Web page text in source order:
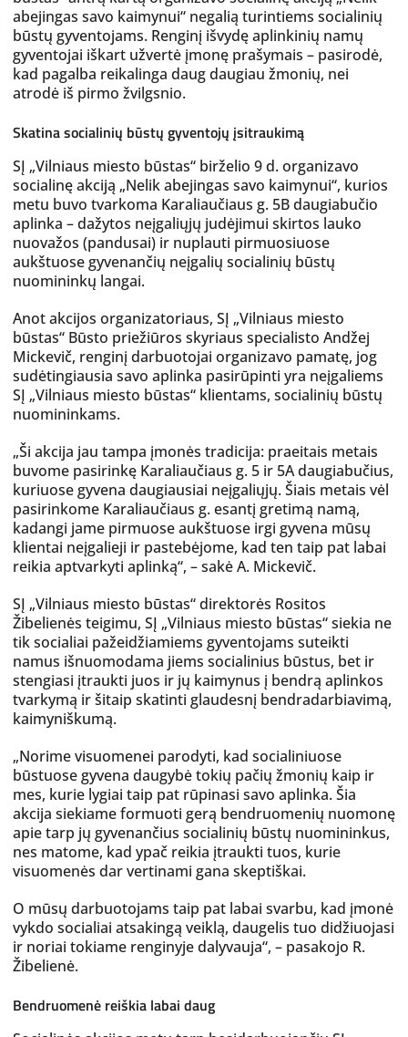
abejingas savo kaimynui“ negalią turintiems socialinių
būstų gyventojams. Renginį išvydę aplinkinių namų
gyventojai iškart užvertė įmonę prašymais – pasirodė,
kad pagalba reikalinga daug daugiau žmonių, nei
atrodė iš pirmo žvilgsnio.
Skatina socialinių būstų gyventojų įsitraukimą
SĮ „Vilniaus miesto būstas“ birželio 9 d. organizavo
socialinę akciją „Nelik abejingas savo kaimynui“, kurios
metu buvo tvarkoma Karaliaučiaus g. 5B daugiabučio
aplinka – dažytos neįgaliųjų judėjimui skirtos lauko
nuovažos (pandusai) ir nuplauti pirmuosiuose
aukštuose gyvenančių neįgalių socialinių būstų
nuomininkų langai.
Anot akcijos organizatoriaus, SĮ „Vilniaus miesto
būstas“ Būsto priežiūros skyriaus specialisto Andžej
Mickevič, renginį darbuotojai organizavo pamatę, jog
sudėtingiausia savo aplinka pasirūpinti yra neįgaliems
SĮ „Vilniaus miesto būstas“ klientams, socialinių būstų
nuomininkams.
„Ši akcija jau tampa įmonės tradicija: praeitais metais
buvome pasirinkę Karaliaučiaus g. 5 ir 5A daugiabučius,
kuriuose gyvena daugiausiai neįgaliųjų. Šiais metais vėl
pasirinkome Karaliaučiaus g. esantį gretimą namą,
kadangi jame pirmuose aukštuose irgi gyvena mūsų
klientai neįgalieji ir pastebėjome, kad ten taip pat labai
reikia aptvarkyti aplinką“, – sakė A. Mickevič.
SĮ „Vilniaus miesto būstas“ direktorės Rositos
Žibelienės teigimu, SĮ „Vilniaus miesto būstas“ siekia ne
tik socialiai pažeidžiamiems gyventojams suteikti
namus išnuomodama jiems socialinius būstus, bet ir
stengiasi įtraukti juos ir jų kaimynus į bendrą aplinkos
tvarkymą ir šitaip skatinti glaudesnį bendradarbiavimą,
kaimyniškumą.
„Norime visuomenei parodyti, kad socialiniuose
būstuose gyvena daugybė tokių pačių žmonių kaip ir
mes, kurie lygiai taip pat rūpinasi savo aplinka. Šia
akcija siekiame formuoti gerą bendruomenių nuomonę
apie tarp jų gyvenančius socialinių būstų nuomininkus,
nes matome, kad ypač reikia įtraukti tuos, kurie
visuomenės dar vertinami gana skeptiškai.
O mūsų darbuotojams taip pat labai svarbu, kad įmonė
vykdo socialiai atsakingą veiklą, daugelis tuo didžiuojasi
ir noriai tokiame renginyje dalyvauja“, – pasakojo R.
Žibelienė.
Bendruomenė reiškia labai daug